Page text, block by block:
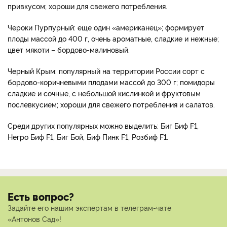
привкусом; хороши для свежего потребления.
Чероки Пурпурный: еще один «американец»; формирует
плоды массой до 400 г, очень ароматные, сладкие и нежные;
цвет мякоти – бордово-малиновый.
Черный Крым: популярный на территории России сорт с
бордово-коричневыми плодами массой до 300 г; помидоры
сладкие и сочные, с небольшой кислинкой и фруктовым
послевкусием; хороши для свежего потребления и салатов.
Среди других популярных можно выделить: Биг Биф F1,
Негро Биф F1, Биг Бой, Биф Пинк F1, Розбиф F1.
Есть вопрос?
Задайте его нашим экспертам в телеграм-чате
«Антонов Сад»!